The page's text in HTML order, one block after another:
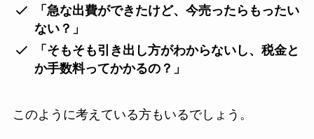
「急な出費ができたけど、今売ったらもったい
ない？」
「そもそも引き出し方がわからないし、税金と
か手数料ってかかるの？」
このように考えている方もいるでしょう。